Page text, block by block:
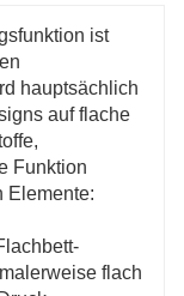
ist
hauptsächlich
auf flache
Funktion
Elemente:
flach